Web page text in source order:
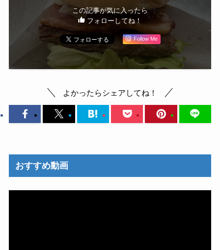
この記事が気に入ったら
フォローしてね！
Follow Me
よかったらシェアしてね！
おすすめ動画